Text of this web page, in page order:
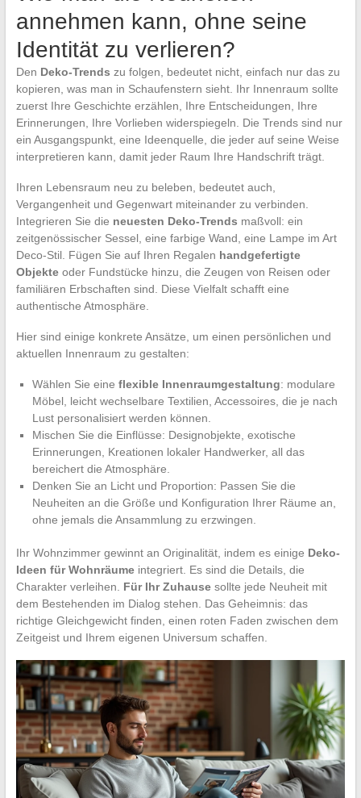
annehmen kann, ohne seine
Identität zu verlieren?
Den Deko-Trends zu folgen, bedeutet nicht, einfach nur das zu
kopieren, was man in Schaufenstern sieht. Ihr Innenraum sollte
zuerst Ihre Geschichte erzählen, Ihre Entscheidungen, Ihre
Erinnerungen, Ihre Vorlieben widerspiegeln. Die Trends sind nur
ein Ausgangspunkt, eine Ideenquelle, die jeder auf seine Weise
interpretieren kann, damit jeder Raum Ihre Handschrift trägt.
Ihren Lebensraum neu zu beleben, bedeutet auch,
Vergangenheit und Gegenwart miteinander zu verbinden.
Integrieren Sie die neuesten Deko-Trends maßvoll: ein
zeitgenössischer Sessel, eine farbige Wand, eine Lampe im Art
Deco-Stil. Fügen Sie auf Ihren Regalen handgefertigte
Objekteoder Fundstücke hinzu, die Zeugen von Reisen oder
familiären Erbschaften sind. Diese Vielfalt schafft eine
authentische Atmosphäre.
Hier sind einige konkrete Ansätze, um einen persönlichen und
aktuellen Innenraum zu gestalten:
Wählen Sie eine flexible Innenraumgestaltung: modulare
Möbel, leicht wechselbare Textilien, Accessoires, die je nach
Lust personalisiert werden können.
Mischen Sie die Einflüsse: Designobjekte, exotische
Erinnerungen, Kreationen lokaler Handwerker, all das
bereichert die Atmosphäre.
Denken Sie an Licht und Proportion: Passen Sie die
Neuheiten an die Größe und Konfiguration Ihrer Räume an,
ohne jemals die Ansammlung zu erzwingen.
Ihr Wohnzimmer gewinnt an Originalität, indem es einige Deko-
Ideen für Wohnräumeintegriert. Es sind die Details, die
Charakter verleihen. Für Ihr Zuhausesollte jede Neuheit mit
dem Bestehenden im Dialog stehen. Das Geheimnis: das
richtige Gleichgewicht finden, einen roten Faden zwischen dem
Zeitgeist und Ihrem eigenen Universum schaffen.